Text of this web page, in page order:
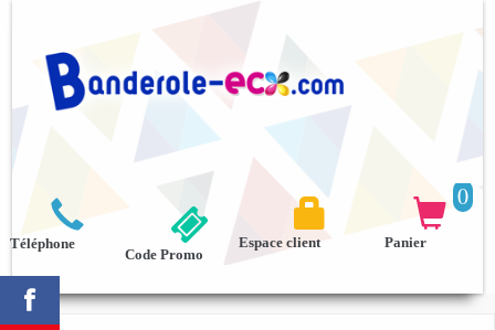


Téléphone
0

Panier

Espace client
Code Promo